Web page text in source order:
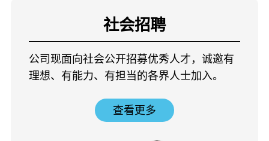
社会招聘
公司现面向社会公开招募优秀人才，诚邀有
理想、有能力、有担当的各界人士加入。
查看更多